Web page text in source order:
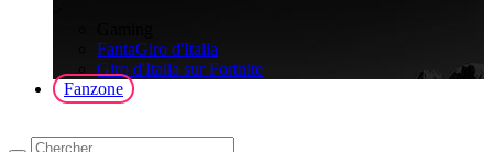
FantaGiro d'Italia
Giro d'Italia sur Fortnite
Fanzone